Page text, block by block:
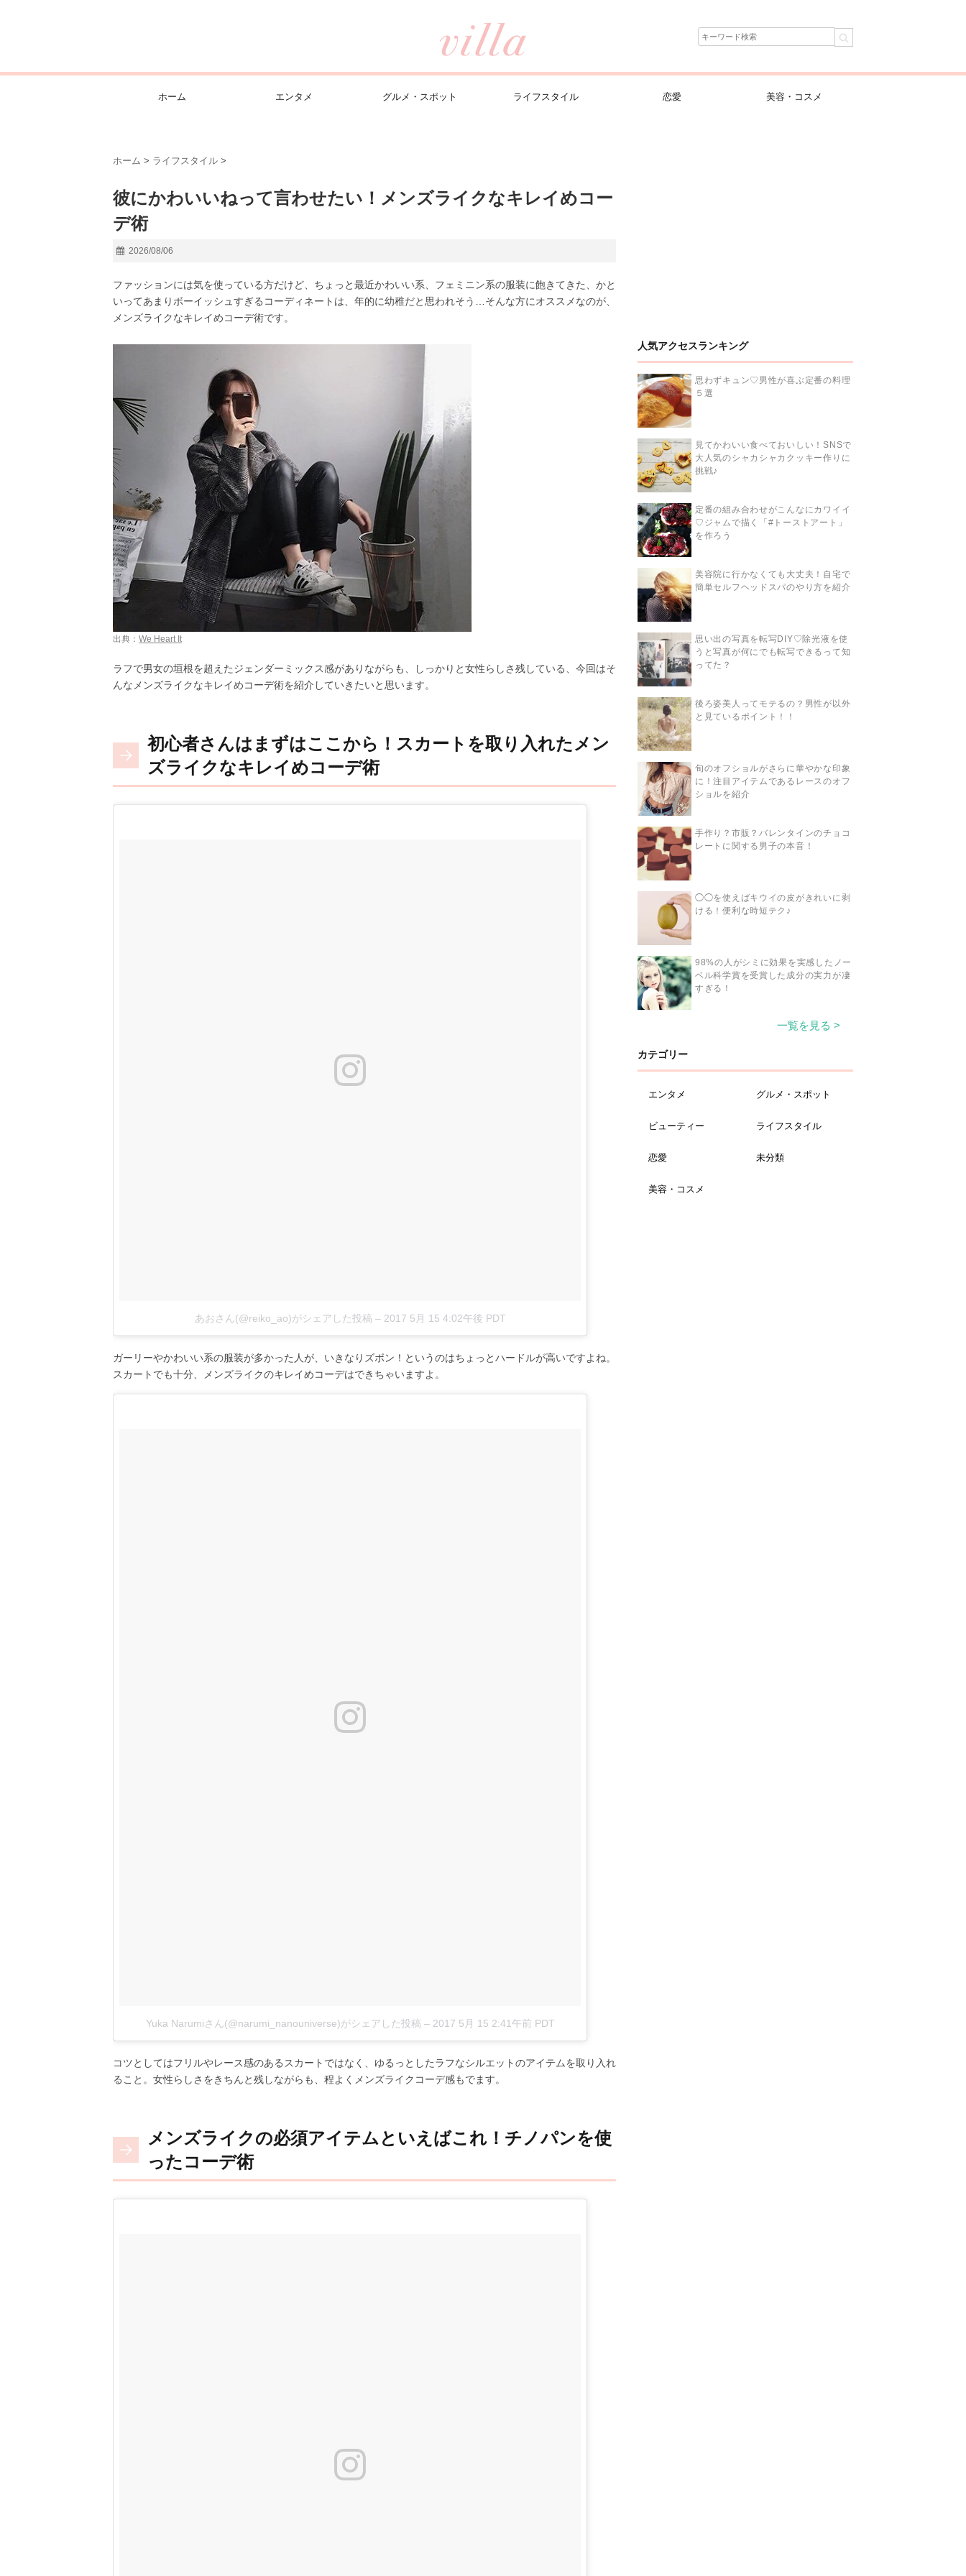
ホーム エンタメ グルメ・スポット ライフスタイル 恋愛 美容・コスメ
ホーム > ライフスタイル >
彼にかわいいねって言わせたい！メンズライクなキレイめコー
デ術
2026/08/06
ファッションには気を使っている方だけど、ちょっと最近かわいい系、フェミニン系の服装に飽きてきた、かと
いってあまりボーイッシュすぎるコーディネートは、年的に幼稚だと思われそう…そんな方にオススメなのが、
メンズライクなキレイめコーデ術です。
出典： We Heart It
ラフで男女の垣根を超えたジェンダーミックス感がありながらも、しっかりと女性らしさ残している、今回はそ
んなメンズライクなキレイめコーデ術を紹介していきたいと思います。
初心者さんはまずはここから！スカートを取り入れたメン
ズライクなキレイめコーデ術
あおさん(@reiko_ao)がシェアした投稿 – 2017 5月 15 4:02午後 PDT
ガーリーやかわいい系の服装が多かった人が、いきなりズボン！というのはちょっとハードルが高いですよね。
スカートでも十分、メンズライクのキレイめコーデはできちゃいますよ。
Yuka Narumiさん(@narumi_nanouniverse)がシェアした投稿 – 2017 5月 15 2:41午前 PDT
コツとしてはフリルやレース感のあるスカートではなく、ゆるっとしたラフなシルエットのアイテムを取り入れ
ること。女性らしさをきちんと残しながらも、程よくメンズライクコーデ感もでます。
メンズライクの必須アイテムといえばこれ！チノパンを使
ったコーデ術
人気アクセスランキング
思わずキュン♡男性が喜ぶ定番の料理
５選
見てかわいい食べておいしい！SNSで
大人気のシャカシャカクッキー作りに
挑戦♪
定番の組み合わせがこんなにカワイイ
♡ジャムで描く「#トーストアート」
を作ろう
美容院に行かなくても大丈夫！自宅で
簡単セルフヘッドスパのやり方を紹介
思い出の写真を転写DIY♡除光液を使
うと写真が何にでも転写できるって知
ってた？
後ろ姿美人ってモテるの？男性が以外
と見ているポイント！！
旬のオフショルがさらに華やかな印象
に！注目アイテムであるレースのオフ
ショルを紹介
手作り？市販？バレンタインのチョコ
レートに関する男子の本音！
◯◯を使えばキウイの皮がきれいに剥
ける！便利な時短テク♪
98%の人がシミに効果を実感したノー
ベル科学賞を受賞した成分の実力が凄
すぎる！
一覧を見る >
カテゴリー
エンタメ グルメ・スポット
ビューティー ライフスタイル
恋愛 未分類
美容・コスメ